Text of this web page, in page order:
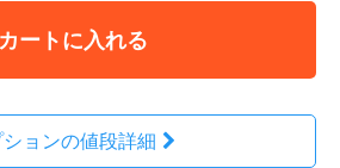
カートに入れる
ションの値段詳細